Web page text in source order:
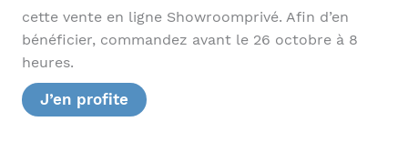
cette vente en ligne Showroomprivé. Afin d’en
bénéficier, commandez avant le 26 octobre à 8
heures.
J’en profite